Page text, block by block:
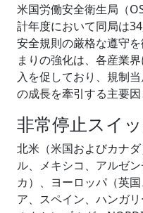
米国労働安全衛生局（
計年度において同局は
安全規則の厳格な遵守
まりの強化は、各産業
入を促しており、規制
の成長を牽引する主要因
非常停止スイ
北米（米国およびカナ
ル、メキシコ、アルゼ
カ）、ヨーロッパ（英
ア、スペイン、ハンガ